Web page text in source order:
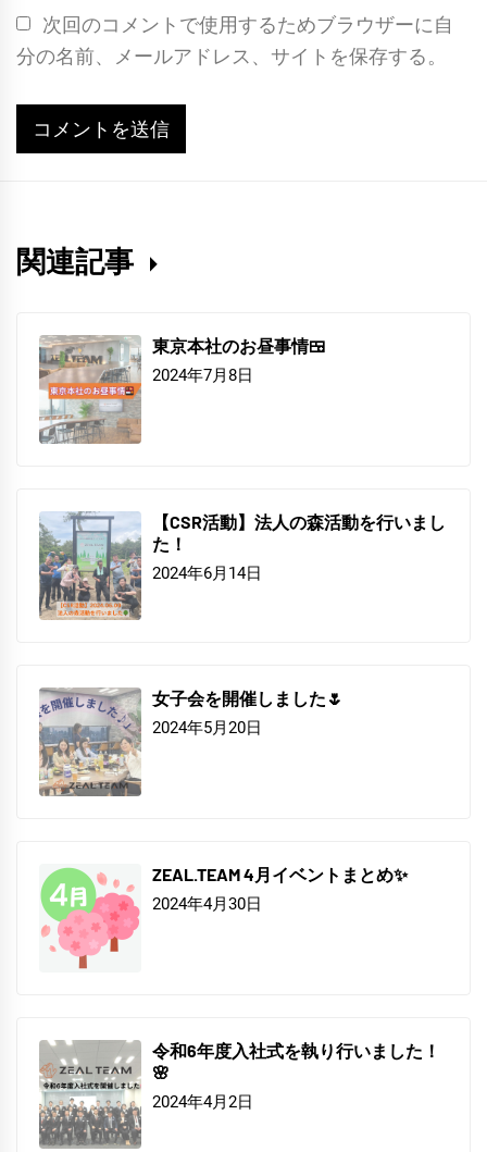
次回のコメントで使用するためブラウザーに自
分の名前、メールアドレス、サイトを保存する。
関連記事
東京本社のお昼事情🍱
2024年7月8日
【CSR活動】法人の森活動を行いまし
た！
2024年6月14日
女子会を開催しました🌷
2024年5月20日
ZEAL.TEAM 4月イベントまとめ✨
2024年4月30日
令和6年度入社式を執り行いました！
🌸
2024年4月2日